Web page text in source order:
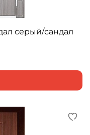
серый/сандал